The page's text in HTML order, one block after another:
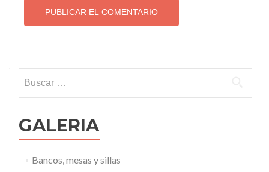
GALERIA
Bancos, mesas y sillas